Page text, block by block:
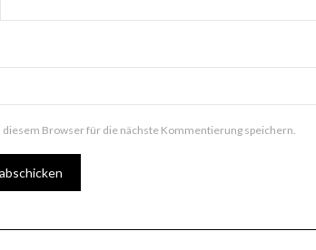
Browser für die nächste Kommentierung speichern.